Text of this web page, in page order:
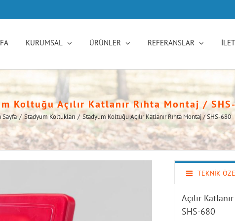
KURUMSAL ÜRÜNLER REFERANSLAR
Koltuğu Açılır Katlanır Rıhta Montaj /
Sayfa / Stadyum Koltukları / Stadyum Koltuğu Açılır Katlanır Rıhta Montaj / SHS-680
TEKNİK
Açılır
SHS-680